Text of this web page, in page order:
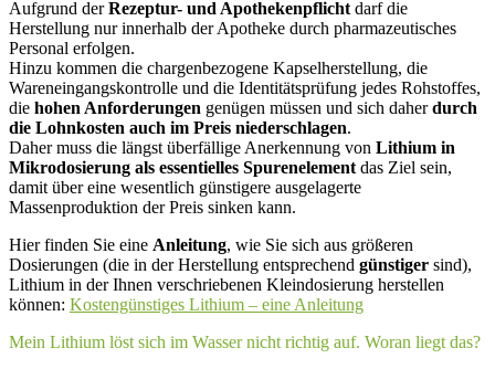
Aufgrund derRezeptur- und Apothekenpflicht darf die
Herstellung nur innerhalb der Apotheke durch pharmazeutisches
Personal erfolgen.
Hinzu kommen die chargenbezogene Kapselherstellung, die
Wareneingangskontrolle und die Identitätsprüfung jedes Rohstoffes,
die hohen Anforderungen genügen müssen und sich daherdurch
die Lohnkosten auch im Preis niederschlagen.
Daher muss die längst überfällige Anerkennung von Lithium in
Mikrodosierung als essentielles Spurenelement das Ziel sein,
damit über eine wesentlich günstigere ausgelagerte
Massenproduktion der Preis sinken kann.
Hier finden Sie eine Anleitung, wie Sie sich aus größeren
Dosierungen (die in der Herstellung entsprechend günstiger sind),
Lithium in der Ihnen verschriebenen Kleindosierung herstellen
können: Kostengünstiges Lithium – eine Anleitung
Mein Lithium löst sich im Wasser nicht richtig auf. Woran liegt das?